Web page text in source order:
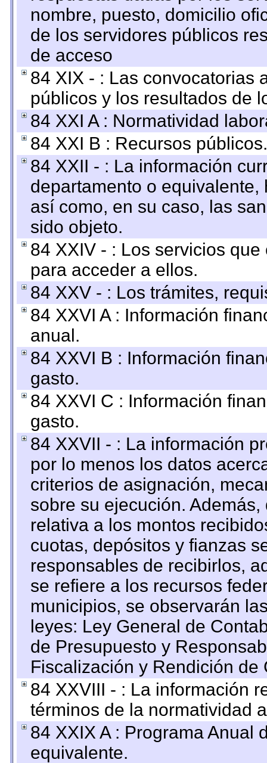
nombre, puesto, domicilio
de los servidores públicos
de acceso
84 XIX - : Las convocatorias
públicos y los resultados de
84 XXI A : Normatividad
84 XXI B : Recursos públicos.
84 XXII - : La información
departamento o
así como, en su caso, las
sido objeto.
84 XXIV - : Los servicios
para acceder a ellos.
84 XXV - : Los trámites,
84 XXVI A : Información
anual.
84 XXVI B : Información
gasto.
84 XXVI C : Información
gasto.
84 XXVII - : La información
por lo menos los datos
criterios de asignación,
sobre su ejecución.
relativa a los montos
cuotas, depósitos y fianzas
responsables de recibirlos,
se refiere a los recursos
municipios, se observarán
leyes: Ley General de
de Presupuesto y
Fiscalización y Rendición
84 XXVIII - : La información
términos de la normatividad
84 XXIX A : Programa Anual
equivalente.